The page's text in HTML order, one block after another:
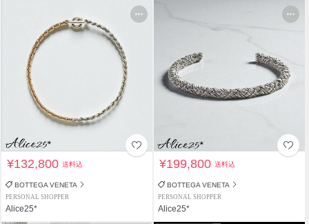
¥132,800送料込
BOTTEGA VENETA
PERSONAL SHOPPER
Alice25*
¥199,800送料込
BOTTEGA VENETA
PERSONAL SHOPPER
Alice25*